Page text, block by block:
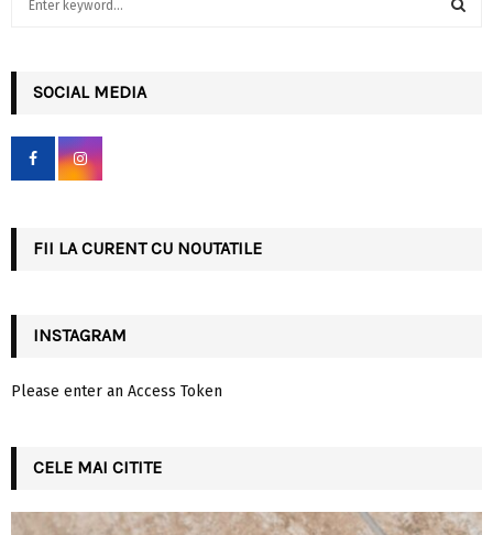
h
f
r
SOCIAL MEDIA
FII LA CURENT CU NOUTATILE
INSTAGRAM
Please enter an Access Token
CELE MAI CITITE